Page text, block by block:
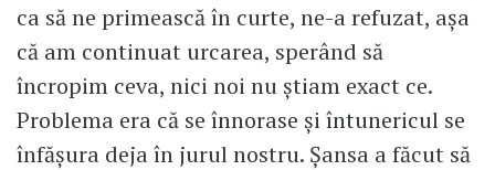
ca să ne primească în curte, ne-a refuzat, așa
că am continuat urcarea, sperând să
încropim ceva, nici noi nu știam exact ce.
Problema era că se înnorase și întunericul se
înfășura deja în jurul nostru. Șansa a făcut să